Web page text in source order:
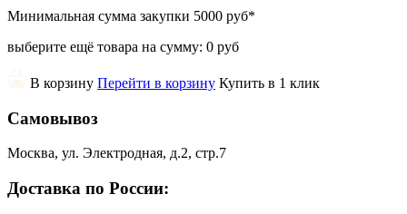
Минимальная сумма закупки 5000 руб*
выберите ещё товара на сумму: 0 руб
В корзину Перейти в корзину Купить в 1 клик
Самовывоз
Москва, ул. Электродная, д.2, стр.7
Доставка по России: